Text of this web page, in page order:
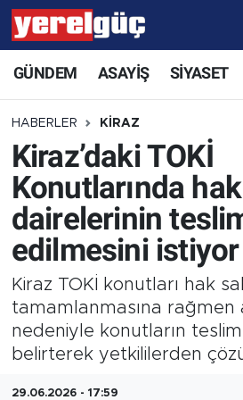
GÜNDEM ASAYİŞ SİYASET
HABERLER KİRAZ
Kiraz’daki TOKİ
Konutlarında
dairelerinin
edilmesini istiyor
Kiraz TOKİ konutları hak
tamamlanmasına rağmen
nedeniyle konutların
belirterek yetkililerden
29.06.2026 - 17:59